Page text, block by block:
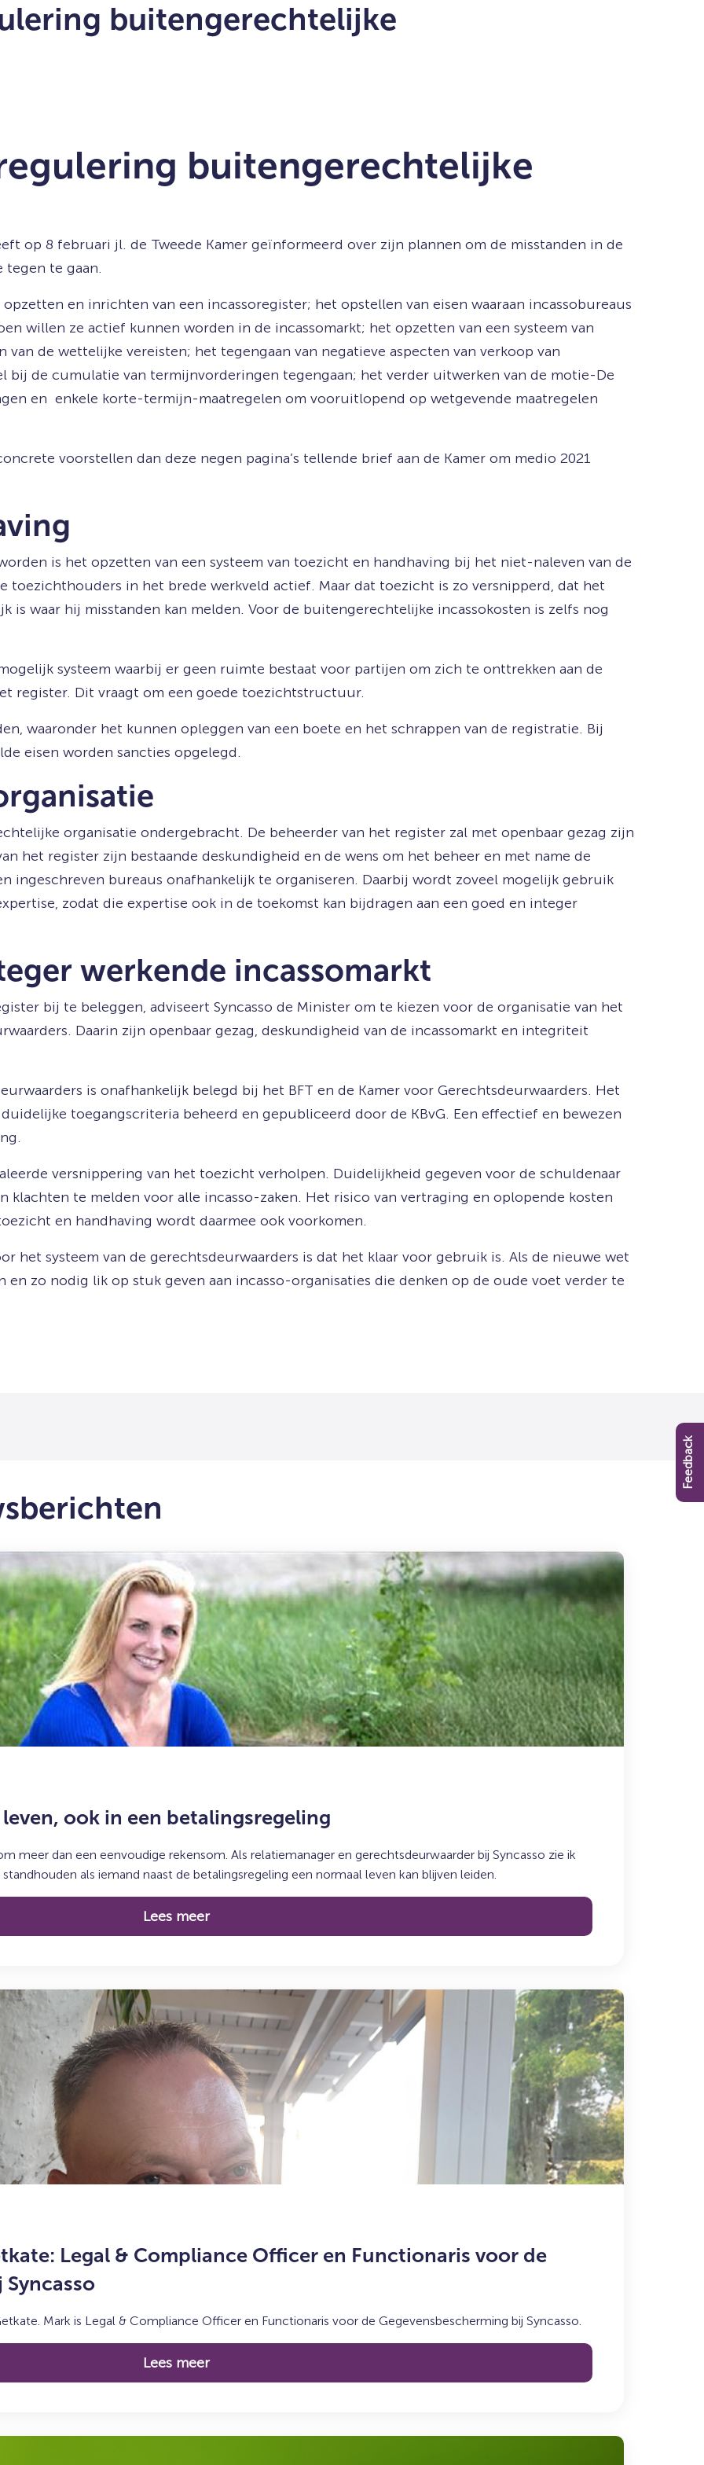
buitengerechtelijke
buitengerechtelijke
op 8 februari jl. de Tweede Kamer geïnformeerd over zijn plannen om de misstanden in de
te gaan.
en inrichten van een incassoregister; het opstellen van eisen waaraan incassobureaus
willen ze actief kunnen worden in de incassomarkt; het opzetten van een systeem van
de wettelijke vereisten; het tegengaan van negatieve aspecten van verkoop van
bij de cumulatie van termijnvorderingen tegengaan; het verder uitwerken van de motie-De
en enkele korte-termijn-maatregelen om vooruitlopend op wetgevende maatregelen
voorstellen dan deze negen pagina’s tellende brief aan de Kamer om medio 2021
is het opzetten van een systeem van toezicht en handhaving bij het niet-naleven van de
toezichthouders in het brede werkveld actief. Maar dat toezicht is zo versnipperd, dat het
is waar hij misstanden kan melden. Voor de buitengerechtelijke incassokosten is zelfs nog
systeem waarbij er geen ruimte bestaat voor partijen om zich te onttrekken aan de
register. Dit vraagt om een goede toezichtstructuur.
waaronder het kunnen opleggen van een boete en het schrappen van de registratie. Bij
eisen worden sancties opgelegd.
organisatie ondergebracht. De beheerder van het register zal met openbaar gezag zijn
het register zijn bestaande deskundigheid en de wens om het beheer en met name de
ingeschreven bureaus onafhankelijk te organiseren. Daarbij wordt zoveel mogelijk gebruik
zodat die expertise ook in de toekomst kan bijdragen aan een goed en integer
werkende incassomarkt
bij te beleggen, adviseert Syncasso de Minister om te kiezen voor de organisatie van het
Daarin zijn openbaar gezag, deskundigheid van de incassomarkt en integriteit
is onafhankelijk belegd bij het BFT en de Kamer voor Gerechtsdeurwaarders. Het
toegangscriteria beheerd en gepubliceerd door de KBvG. Een effectief en bewezen
versnippering van het toezicht verholpen. Duidelijkheid gegeven voor de schuldenaar
klachten te melden voor alle incasso-zaken. Het risico van vertraging en oplopende kosten
en handhaving wordt daarmee ook voorkomen.
het systeem van de gerechtsdeurwaarders is dat het klaar voor gebruik is. Als de nieuwe wet
zo nodig lik op stuk geven aan incasso-organisaties die denken op de oude voet verder te
ook in een betalingsregeling
meer dan een eenvoudige rekensom. Als relatiemanager en gerechtsdeurwaarder bij Syncasso zie ik
als iemand naast de betalingsregeling een normaal leven kan blijven leiden.
Lees meer
Legal & Compliance Officer en Functionaris voor de
Mark is Legal & Compliance Officer en Functionaris voor de Gegevensbescherming bij Syncasso.
Lees meer
Feedback